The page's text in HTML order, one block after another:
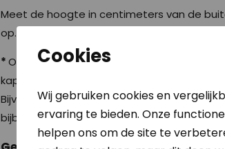
Meet de hoogte in centimeters van de
op. Dit is je bestelmaat.
*Om het je gemakkelijk te maken krijg je
kapmaat) te zien.
Bijvoorbeeld: je vult op de bestelpagina
bijbehorende maat van de omkasting/
Cookies
Wij gebruiken cookies en
ervaring te bieden. Onze
helpen ons om de site te